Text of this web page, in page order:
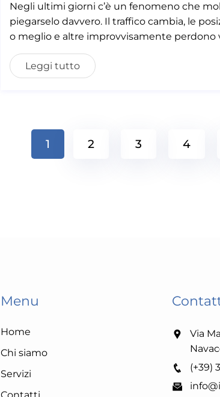
Negli ultimi giorni c’è un fenomeno che
piegarselo davvero. Il traffico cambia, le
o meglio e altre improvvisamente perdono
Leggi tutto
1 2 3 4
Menu
Home
Chi siamo
Servizi
Via
(+39)